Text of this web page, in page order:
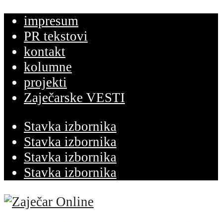
impresum
PR tekstovi
kontakt
kolumne
projekti
Zaječarske VESTI
Stavka izbornika
Stavka izbornika
Stavka izbornika
Stavka izbornika